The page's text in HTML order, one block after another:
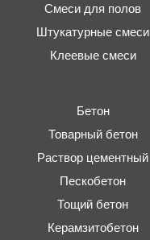
Смеси для полов
Штукатурные смеси
Клеевые смеси
Бетон
Товарный бетон
Раствор цементный
Пескобетон
Тощий бетон
Керамзитобетон